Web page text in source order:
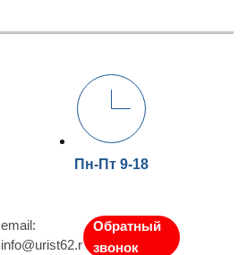
Пн-Пт 9-18
email:
info@urist62.r
Обратный
звонок